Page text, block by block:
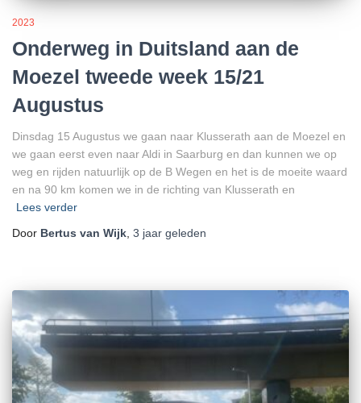
2023
Onderweg in Duitsland aan de
Moezel tweede week 15/21
Augustus
Dinsdag 15 Augustus we gaan naar Klusserath aan de Moezel en
we gaan eerst even naar Aldi in Saarburg en dan kunnen we op
weg en rijden natuurlijk op de B Wegen en het is de moeite waard
en na 90 km komen we in de richting van Klusserath en
Lees verder
Door Bertus van Wijk 3 jaar geleden